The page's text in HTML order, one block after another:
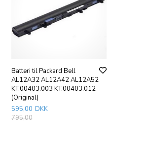
Batteri til Packard Bell
AL12A32 AL12A42 AL12A52
KT.00403.003 KT.00403.012
(Original)
595,00 DKK
795,00